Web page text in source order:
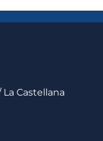
La Castellana